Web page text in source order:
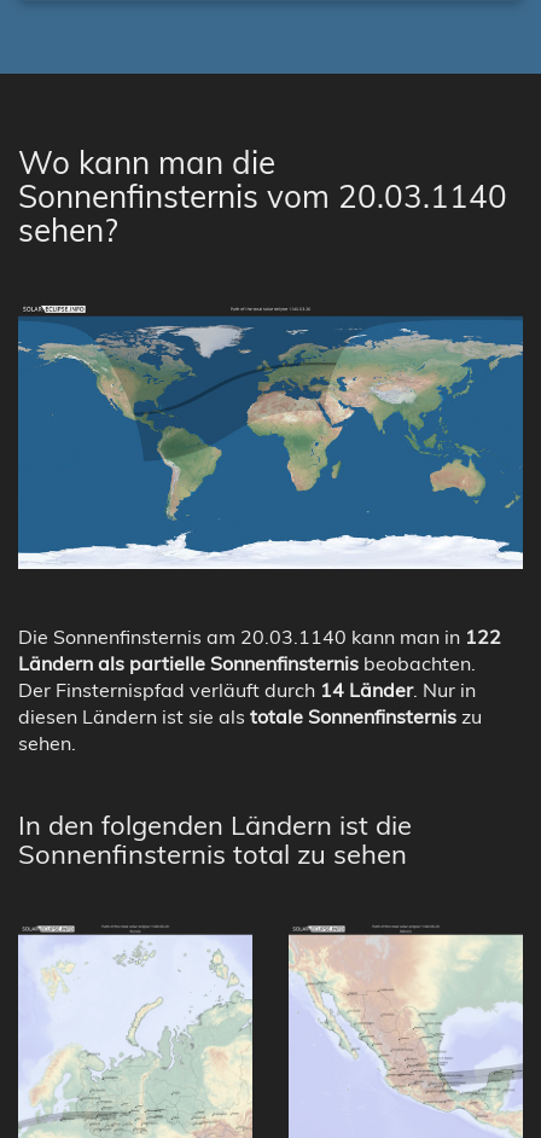
Wo kann man die
Sonnenfinsternis vom 20.03.1140
sehen?
Die Sonnenfinsternis am 20.03.1140 kann man in 122
Ländern als partielle Sonnenfinsternis beobachten.
Der Finsternispfad verläuft durch 14 Länder. Nur in
diesen Ländern ist sie als totale Sonnenfinsternis zu
sehen.
In den folgenden Ländern ist die
Sonnenfinsternis total zu sehen